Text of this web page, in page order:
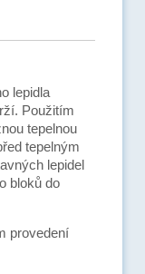
lepidla
Použitím
tepelnou
tepelným
lepidel
bloků do
provedení